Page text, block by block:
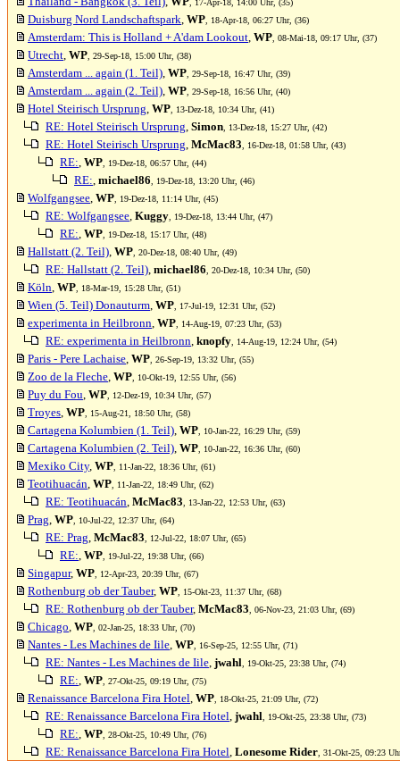
, 17-Apr-18, 14:00 Uhr, (35)
Duisburg Nord Landschaftspark, WP , 18-Apr-18, 06:27 Uhr, (36)
Amsterdam: This is Holland + A'dam Lookout, WP , 08-Mai-18, 09:17 Uhr, (37)
Utrecht, WP , 29-Sep-18, 15:00 Uhr, (38)
Amsterdam ... again (1. Teil), WP , 29-Sep-18, 16:47 Uhr, (39)
Amsterdam ... again (2. Teil), WP , 29-Sep-18, 16:56 Uhr, (40)
Hotel Steirisch Ursprung, WP , 13-Dez-18, 10:34 Uhr, (41)
RE: Hotel Steirisch Ursprung, Simon , 13-Dez-18, 15:27 Uhr, (42)
RE: Hotel Steirisch Ursprung, McMac83 , 16-Dez-18, 01:58 Uhr, (43)
RE:, WP , 19-Dez-18, 06:57 Uhr, (44)
RE:, michael86 , 19-Dez-18, 13:20 Uhr, (46)
Wolfgangsee, WP , 19-Dez-18, 11:14 Uhr, (45)
RE: Wolfgangsee, Kuggy , 19-Dez-18, 13:44 Uhr, (47)
RE:, WP , 19-Dez-18, 15:17 Uhr, (48)
Hallstatt (2. Teil), WP , 20-Dez-18, 08:40 Uhr, (49)
RE: Hallstatt (2. Teil), michael86 , 20-Dez-18, 10:34 Uhr, (50)
Köln, WP , 18-Mar-19, 15:28 Uhr, (51)
Wien (5. Teil) Donauturm, WP , 17-Jul-19, 12:31 Uhr, (52)
experimenta in Heilbronn, WP , 14-Aug-19, 07:23 Uhr, (53)
RE: experimenta in Heilbronn, knopfy , 14-Aug-19, 12:24 Uhr, (54)
Paris - Pere Lachaise, WP , 26-Sep-19, 13:32 Uhr, (55)
Zoo de la Fleche, WP , 10-Okt-19, 12:55 Uhr, (56)
Puy du Fou, WP , 12-Dez-19, 10:34 Uhr, (57)
Troyes, WP , 15-Aug-21, 18:50 Uhr, (58)
Cartagena Kolumbien (1. Teil), WP , 10-Jan-22, 16:29 Uhr, (59)
Cartagena Kolumbien (2. Teil), WP , 10-Jan-22, 16:36 Uhr, (60)
Mexiko City, WP , 11-Jan-22, 18:36 Uhr, (61)
Teotihuacán, WP , 11-Jan-22, 18:49 Uhr, (62)
RE: Teotihuacán, McMac83 , 13-Jan-22, 12:53 Uhr, (63)
Prag, WP , 10-Jul-22, 12:37 Uhr, (64)
RE: Prag, McMac83 , 12-Jul-22, 18:07 Uhr, (65)
RE:, WP , 19-Jul-22, 19:38 Uhr, (66)
Singapur, WP , 12-Apr-23, 20:39 Uhr, (67)
Rothenburg ob der Tauber, WP , 15-Okt-23, 11:37 Uhr, (68)
RE: Rothenburg ob der Tauber, McMac83 , 06-Nov-23, 21:03 Uhr, (69)
Chicago, WP , 02-Jan-25, 18:33 Uhr, (70)
Nantes - Les Machines de Iile, WP , 16-Sep-25, 12:55 Uhr, (71)
RE: Nantes - Les Machines de Iile, jwahl , 19-Okt-25, 23:38 Uhr, (74)
RE:, WP , 27-Okt-25, 09:19 Uhr, (75)
Renaissance Barcelona Fira Hotel, WP , 18-Okt-25, 21:09 Uhr, (72)
RE: Renaissance Barcelona Fira Hotel, jwahl , 19-Okt-25, 23:38 Uhr, (73)
RE:, WP , 28-Okt-25, 10:49 Uhr, (76)
RE: Renaissance Barcelona Fira Hotel, Lonesome Rider , 31-Okt-25, 09:23